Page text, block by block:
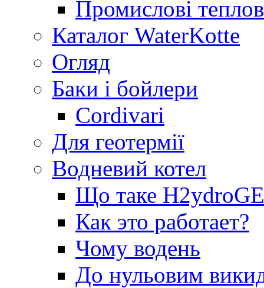
Промислові
Каталог WaterKotte
Огляд
Баки і бойлери
Cordivari
Для геотермії
Водневий котел
Що таке
Как это работает?
Чому водень
До нульовим